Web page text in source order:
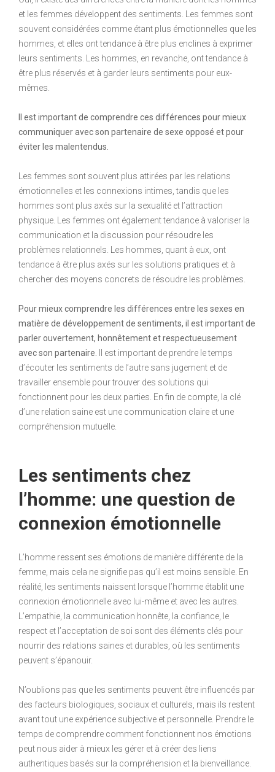
et les femmes développent des sentiments. Les femmes sont
souvent considérées comme étant plus émotionnelles que les
hommes, et elles ont tendance à être plus enclines à exprimer
leurs sentiments. Les hommes, en revanche, ont tendance à
être plus réservés et à garder leurs sentiments pour eux-
mêmes.
Il est important de comprendre ces différences pour mieux
communiquer avec son partenaire de sexe opposé et pour
éviter les malentendus.
Les femmes sont souvent plus attirées par les relations
émotionnelles et les connexions intimes, tandis que les
hommes sont plus axés sur la sexualité et l’attraction
physique. Les femmes ont également tendance à valoriser la
communication et la discussion pour résoudre les
problèmes relationnels. Les hommes, quant à eux, ont
tendance à être plus axés sur les solutions pratiques et à
chercher des moyens concrets de résoudre les problèmes.
Pour mieux comprendre les différences entre les sexes en
matière de développement de sentiments, il est important de
parler ouvertement, honnêtement et respectueusement
avec son partenaire.
Il est important de prendre le temps
d’écouter les sentiments de l’autre sans jugement et de
travailler ensemble pour trouver des solutions qui
fonctionnent pour les deux parties. En fin de compte, la clé
d’une relation saine est une communication claire et une
compréhension mutuelle.
Les sentiments chez
l’homme: une question de
connexion émotionnelle
L’homme ressent ses émotions de manière différente de la
femme, mais cela ne signifie pas qu’il est moins sensible. En
réalité, les sentiments naissent lorsque l’homme établit une
connexion émotionnelle avec lui-même et avec les autres.
L’empathie, la communication honnête, la confiance, le
respect et l’acceptation de soi sont des éléments clés pour
nourrir des relations saines et durables, où les sentiments
peuvent s’épanouir.
N’oublions pas que les sentiments peuvent être influencés par
des facteurs biologiques, sociaux et culturels, mais ils restent
avant tout une expérience subjective et personnelle. Prendre le
temps de comprendre comment fonctionnent nos émotions
peut nous aider à mieux les gérer et à créer des liens
authentiques basés sur la compréhension et la bienveillance.